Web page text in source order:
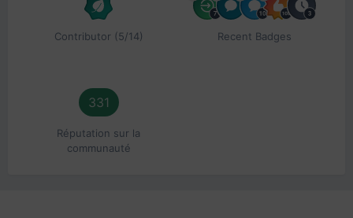
Contributor (5/14) Recent Badges
331
Réputation sur la
communauté